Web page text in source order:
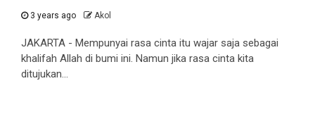
3 years ago Akol
JAKARTA - Mempunyai rasa cinta itu wajar saja sebagai
khalifah Allah di bumi ini. Namun jika rasa cinta kita
ditujukan...